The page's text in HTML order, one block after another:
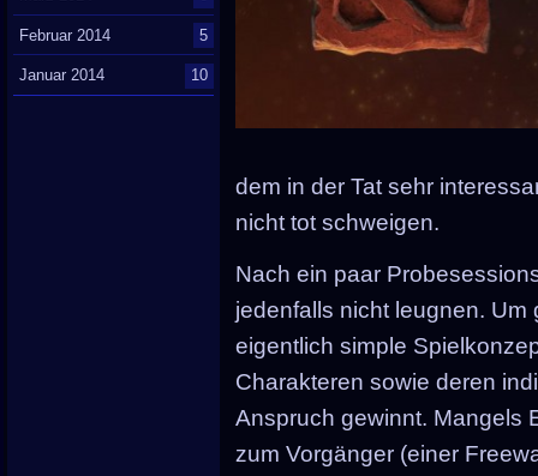
dem in der Tat sehr
nicht tot schweigen.
Nach ein paar
jedenfalls nicht leugnen.
eigentlich simple
Charakteren sowie deren
Anspruch gewinnt. Mangels
zum Vorgänger (einer
Februar 2014 5
Januar 2014 10